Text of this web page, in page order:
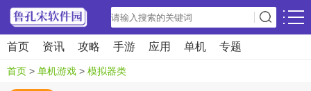
首页 资讯 攻略 手游 应用 单机 专题
首页 > 单机游戏 > 模拟器类